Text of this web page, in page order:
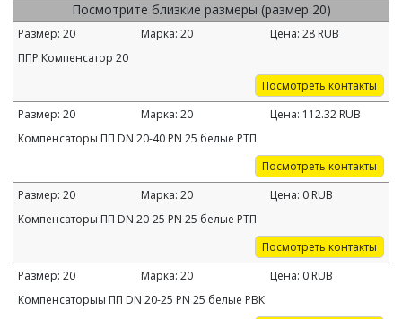
Посмотрите близкие размеры (размер 20)
Размер: 20 Марка: 20 Цена: 28 RUB
ППР Компенсатор 20
Посмотреть контакты
Размер: 20 Марка: 20 Цена: 112.32 RUB
Компенсаторы ПП DN 20-40 PN 25 белые РТП
Посмотреть контакты
Размер: 20 Марка: 20 Цена: 0 RUB
Компенсаторы ПП DN 20-25 PN 25 белые РТП
Посмотреть контакты
Размер: 20 Марка: 20 Цена: 0 RUB
Компенсаторыы ПП DN 20-25 PN 25 белые РВК